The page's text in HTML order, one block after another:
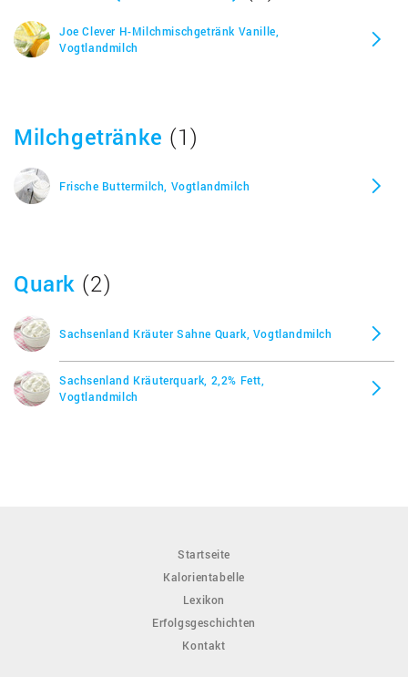
Joe Clever H-Milchmischgetränk Vanille,
Vogtlandmilch
Milchgetränke (1)
Frische Buttermilch, Vogtlandmilch
Quark (2)
Sachsenland Kräuter Sahne Quark, Vogtlandmilch
Sachsenland Kräuterquark, 2,2% Fett,
Vogtlandmilch
Startseite
Kalorientabelle
Lexikon
Erfolgsgeschichten
Kontakt